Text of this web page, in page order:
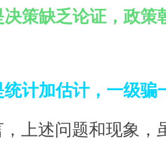
决策缺乏论证，政策
统计加估计，一级骗
上述问题和现象，